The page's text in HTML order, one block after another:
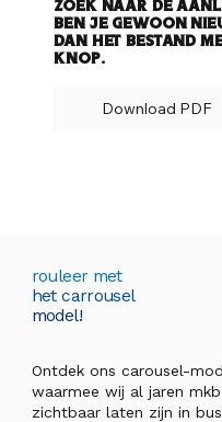
zoek naar de
ben je gewoon
dan het bestand
knop.
Download PDF
rouleer met
het carrousel
model!
Ontdek ons carousel-
waarmee wij al jaren
zichtbaar laten zijn in